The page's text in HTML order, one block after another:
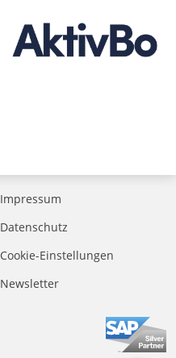
Impressum
Datenschutz
Cookie-Einstellungen
Newsletter